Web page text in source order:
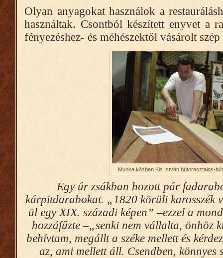
Olyan anyagokat használok a
használtak. Csontból készített enyvet a
fényezéshez- és méhészektől vásárolt
Munka közben Kis István bútorasztalos-
Egy úr zsákban hozott pár
kárpitdarabokat. „1820 körüli karosszék
ül egy XIX. századi képen” –ezzel a
hozzáfűzte –„senki nem vállalta, önhöz
behívtam, megállt a széke mellett és
az, ami mellett áll. Csendben, könnyes